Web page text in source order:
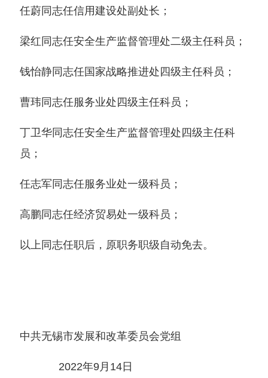
任蔚同志任信用建设处副处长；
梁红同志任安全生产监督管理处二级主任科员；
钱怡静同志任国家战略推进处四级主任科员；
曹玮同志任服务业处四级主任科员；
丁卫华同志任安全生产监督管理处四级主任科
员；
任志军同志任服务业处一级科员；
高鹏同志任经济贸易处一级科员；
以上同志任职后，原职务职级自动免去。
中共无锡市发展和改革委员会党组
2022年9月14日